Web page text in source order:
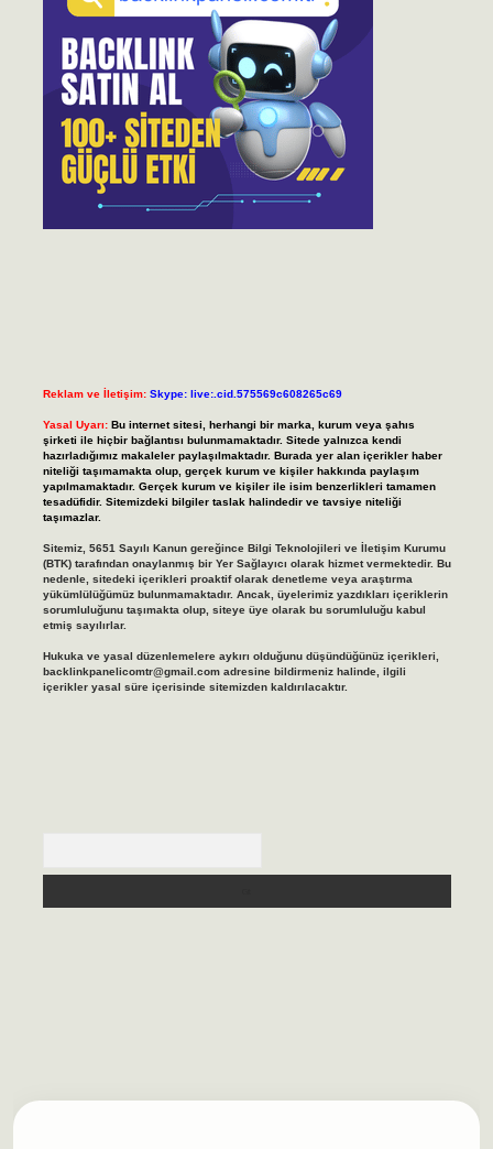
Reklam ve İletişim: Skype: live:.cid.575569c608265c69
Yasal Uyarı: Bu internet sitesi, herhangi bir marka, kurum veya şahıs
şirketi ile hiçbir bağlantısı bulunmamaktadır. Sitede yalnızca kendi
hazırladığımız makaleler paylaşılmaktadır. Burada yer alan içerikler haber
niteliği taşımamakta olup, gerçek kurum ve kişiler hakkında paylaşım
yapılmamaktadır. Gerçek kurum ve kişiler ile isim benzerlikleri tamamen
tesadüfidir. Sitemizdeki bilgiler taslak halindedir ve tavsiye niteliği
taşımazlar.
Sitemiz, 5651 Sayılı Kanun gereğince Bilgi Teknolojileri ve İletişim Kurumu
(BTK) tarafından onaylanmış bir Yer Sağlayıcı olarak hizmet vermektedir. Bu
nedenle, sitedeki içerikleri proaktif olarak denetleme veya araştırma
yükümlülüğümüz bulunmamaktadır. Ancak, üyelerimiz yazdıkları içeriklerin
sorumluluğunu taşımakta olup, siteye üye olarak bu sorumluluğu kabul
etmiş sayılırlar.
Hukuka ve yasal düzenlemelere aykırı olduğunu düşündüğünüz içerikleri,
backlinkpanelicomtr@gmail.comadresine bildirmeniz halinde, ilgili
içerikler yasal süre içerisinde sitemizden kaldırılacaktır.